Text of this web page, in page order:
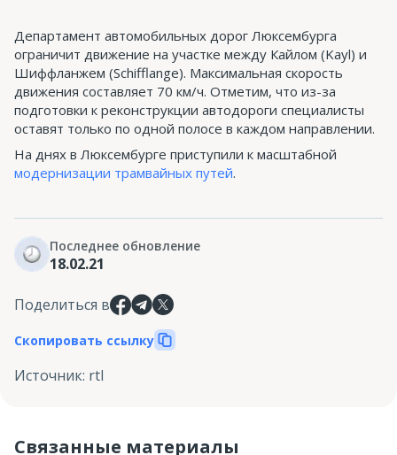
Департамент автомобильных дорог Люксембурга
ограничит движение на участке между Кайлом (Kayl) и
Шиффланжем (Schifflange). Максимальная скорость
движения составляет 70 км/ч. Отметим, что из-за
подготовки к реконструкции автодороги специалисты
оставят только по одной полосе в каждом направлении.
На днях в Люксембурге приступили к масштабной
модернизации трамвайных путей.
Последнее обновление
18.02.21
Поделиться в
Скопировать ссылку
Источник: rtl
Связанные материалы